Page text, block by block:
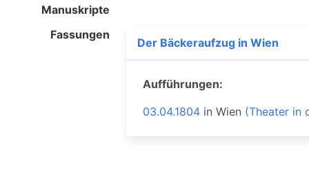
Manuskripte
Fassungen
Der Bäckeraufzug in Wien
Aufführungen:
03.04.1804 inWien (Theater in